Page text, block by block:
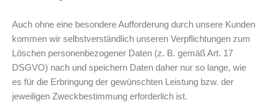
Auch ohne eine besondere Aufforderung durch unsere Kunden
kommen wir selbstverständlich unseren Verpflichtungen zum
Löschen personenbezogener Daten (z. B. gemäß Art. 17
DSGVO) nach und speichern Daten daher nur so lange, wie
es für die Erbringung der gewünschten Leistung bzw. der
jeweiligen Zweckbestimmung erforderlich ist.